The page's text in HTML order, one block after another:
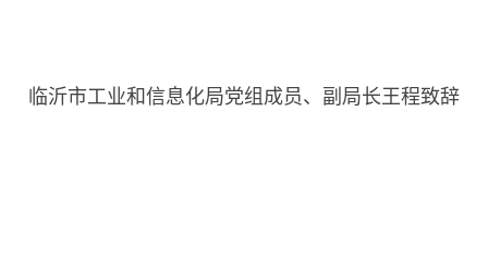
临沂市工业和信息化局党组成员、副局长王程致辞